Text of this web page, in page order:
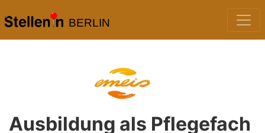
BERLIN
Ausbildung als Pflegefach